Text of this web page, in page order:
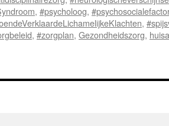
, #psycholoog,
,
, #zorgplan, Gezondheidszorg,